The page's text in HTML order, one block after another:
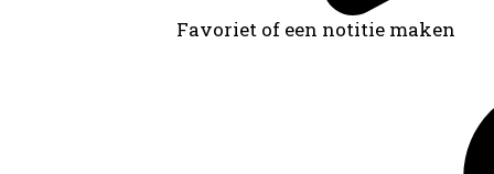
Favoriet of een notitie maken